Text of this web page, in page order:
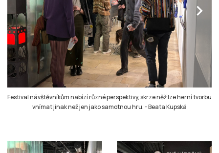
chevron_right
Festival návštěvníkům nabízí různé perspektivy, skrze něž lze herní tvorbu
vnímat jinak než jen jako samotnou hru.-Beata Kupská